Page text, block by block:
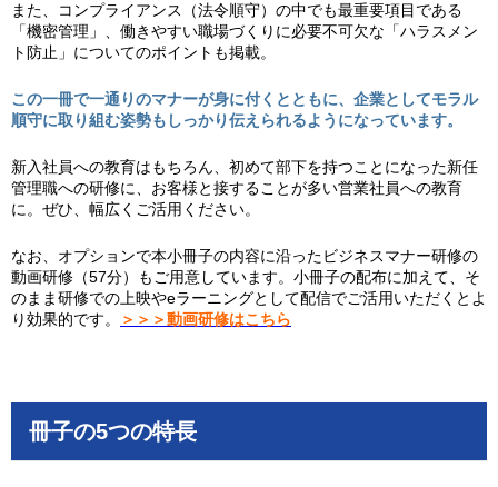
また、コンプライアンス（法令順守）の中でも最重要項目である
「機密管理」、働きやすい職場づくりに必要不可欠な「ハラスメン
ト防止」についてのポイントも掲載。
この一冊で一通りのマナーが身に付くとともに、企業としてモラル
順守に取り組む姿勢もしっかり伝えられるようになっています。
新入社員への教育はもちろん、初めて部下を持つことになった新任
管理職への研修に、お客様と接することが多い営業社員への教育
に。ぜひ、幅広くご活用ください。
なお、オプションで本小冊子の内容に沿ったビジネスマナー研修の
動画研修（57分）もご用意しています。小冊子の配布に加えて、そ
のまま研修での上映やeラーニングとして配信でご活用いただくとよ
り効果的です。
＞＞＞動画研修はこちら
冊子の5つの特長